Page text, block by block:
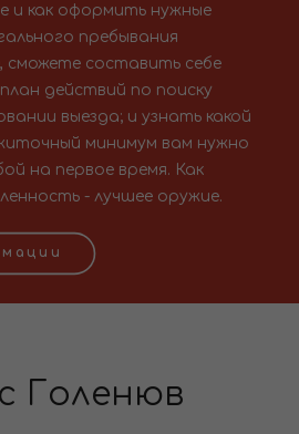
и как оформить нужные
пребывания
сможете составить себе
действий по поиску
выезда; и узнать какой
минимум вам нужно
на первое время. Как
- лучшее оружие.
Голенюв